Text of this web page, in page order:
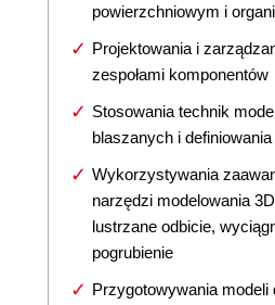
powierzchniowym i
Projektowania i
zespołami komponentów
Stosowania technik
blaszanych i
Wykorzystywania
narzędzi modelowania
lustrzane odbicie,
pogrubienie
Przygotowywania modeli